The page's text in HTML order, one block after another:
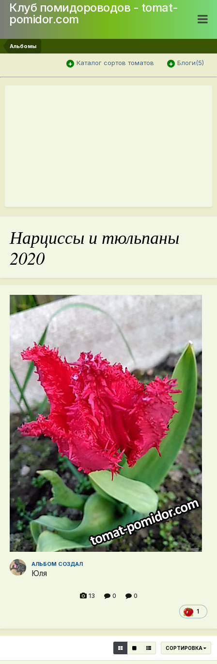
Клуб помидороводов - tomat-
pomidor.com
Альбомы
Каталог сортов томатов Блоги(5)
Нарциссы и тюльпаны
2020
АЛЬБОМ СОЗДАЛ
Юля
13 0 0
1
СОРТИРОВКА